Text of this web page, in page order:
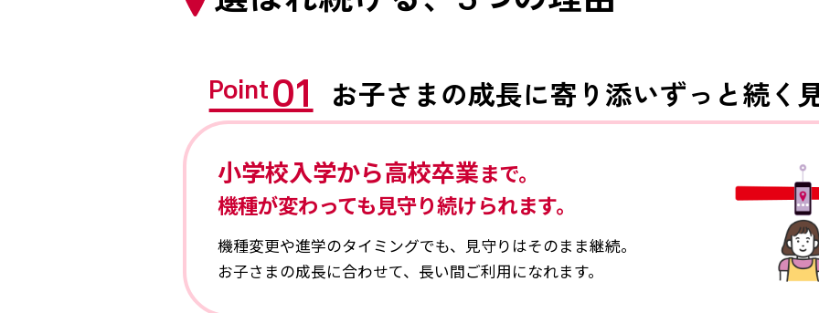
Point01 お子さまの成長に寄り添いずっと続く
小学校入学から高校卒業まで。
機種が変わっても見守り続けられます。
機種変更や進学のタイミングでも、見守りはそのまま継続。
お子さまの成長に合わせて、長い間ご利用になれます。